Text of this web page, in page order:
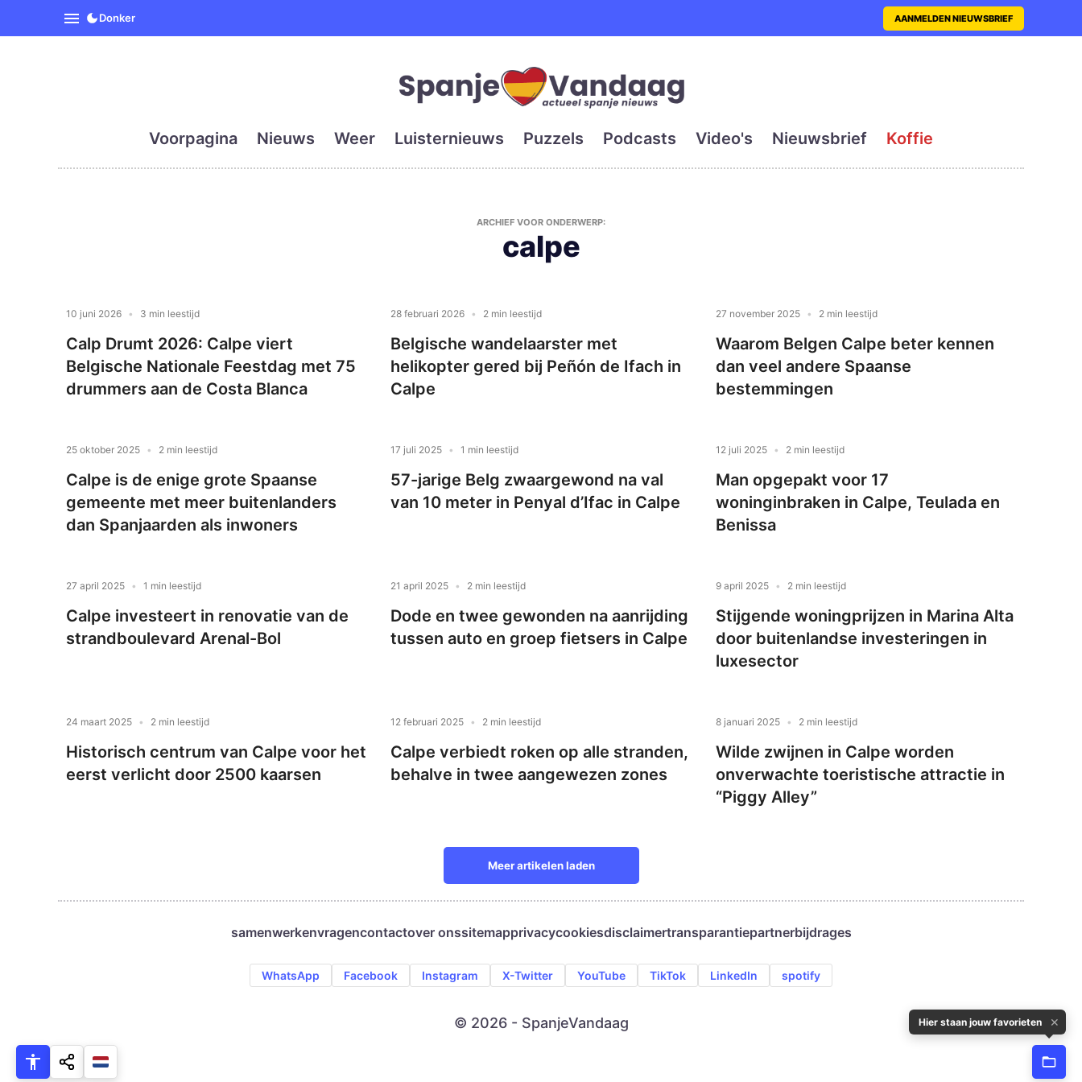
SpanjeVandaag is de eerste en grootste digitale krant met actueel en
Donker AANMELDEN NIEUWSBRIEF
Voorpagina Nieuws Weer Luisternieuws Puzzels Podcasts Video's Nieuwsbrief Koffie
ARCHIEF VOOR ONDERWERP:
calpe
10 juni 2026 3 min leestijd
Calp Drumt 2026: Calpe viert
Belgische Nationale Feestdag met 75
drummers aan de Costa Blanca
28 februari 2026 2 min leestijd
Belgische wandelaarster met
helikopter gered bij Peñón de Ifach in
Calpe
27 november 2025 2 min leestijd
Waarom Belgen Calpe beter kennen
dan veel andere Spaanse
bestemmingen
25 oktober 2025 2 min leestijd
Calpe is de enige grote Spaanse
gemeente met meer buitenlanders
dan Spanjaarden als inwoners
17 juli 2025 1 min leestijd
57-jarige Belg zwaargewond na val
van 10 meter in Penyal d’Ifac in Calpe
12 juli 2025 2 min leestijd
Man opgepakt voor 17
woninginbraken in Calpe, Teulada en
Benissa
27 april 2025 1 min leestijd
Calpe investeert in renovatie van de
strandboulevard Arenal-Bol
21 april 2025 2 min leestijd
Dode en twee gewonden na aanrijding
tussen auto en groep fietsers in Calpe
9 april 2025 2 min leestijd
Stijgende woningprijzen in Marina Alta
door buitenlandse investeringen in
luxesector
24 maart 2025 2 min leestijd
Historisch centrum van Calpe voor het
eerst verlicht door 2500 kaarsen
12 februari 2025 2 min leestijd
Calpe verbiedt roken op alle stranden,
behalve in twee aangewezen zones
8 januari 2025 2 min leestijd
Wilde zwijnen in Calpe worden
onverwachte toeristische attractie in
“Piggy Alley”
Meer artikelen laden
samenwerkenvragencontactover onssitemapprivacycookiesdisclaimertransparantiepartnerbijdrages
WhatsApp Facebook Instagram X-Twitter YouTube TikTok LinkedIn spotify
© 2026 - SpanjeVandaag Hier staan jouw favorieten ✕